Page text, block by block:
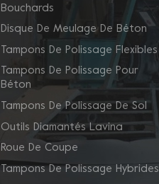
Bouchards
Disque De Meulage De Béton
Tampons De Polissage Flexibles
Tampons De Polissage Pour
Béton
Tampons De Polissage De Sol
Outils Diamantés Lavina
Roue De Coupe
Tampons De Polissage Hybrides